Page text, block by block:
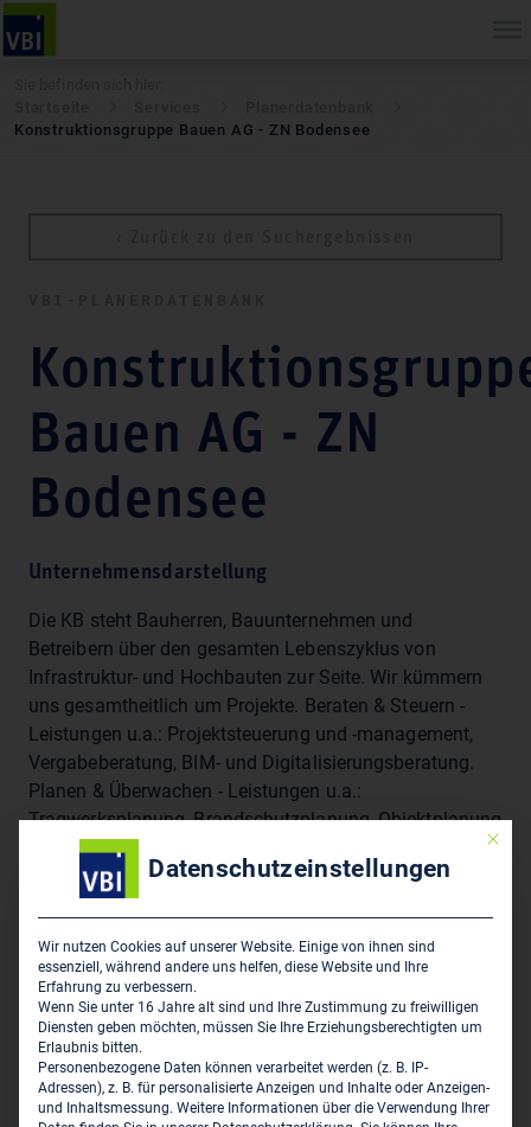
Konstruktionsgruppe Bauen AG - ZN Bodensee
Bauen AG - ZN
Bodensee
Unternehmensdarstellung
Die KB steht Bauherren, Bauunternehmen und
Betreibern über den gesamten Lebenszyklus von
Infrastruktur- und Hochbauten zur Seite. Wir kümmern
uns gesamtheitlich um Projekte. Beraten & Steuern -
Leistungen u.a.: Projektsteuerung und -management,
Vergabeberatung, BIM- und Digitalisierungsberatung.
Planen & Überwachen - Leistungen u.a.:
Tragwerksplanung, Brandschutzplanung, Objektplanung
Verkehrsanlagen, Bauplanung für Denkmalpflege,
Bauoberleitung und Bauüberwachung, Bauphysik.
Prüfen und Bewerten - Leistungen u.a.: Bautechnische
Bautechnische Beweissicherung.
Sitz des Zweigbüros
Konstruktionsgruppe Bauen AG - ZN Bodensee
Cherisy-Str. 3
Mit
Datenschutzeinstellungen
Wir nutzen Cookies auf unserer Website. Einige von ihnen sind
essenziell, während andere uns helfen, diese Website und Ihre
Erfahrung zu verbessern.
Wenn Sie unter 16 Jahre alt sind und Ihre Zustimmung zu freiwilligen
Diensten geben möchten, müssen Sie Ihre Erziehungsberechtigten um
Erlaubnis bitten.
Personenbezogene Daten können verarbeitet werden (z. B. IP-
Adressen), z. B. für personalisierte Anzeigen und Inhalte oder Anzeigen-
und Inhaltsmessung. Weitere Informationen über die Verwendung Ihrer